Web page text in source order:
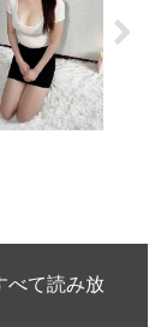
べて読み放